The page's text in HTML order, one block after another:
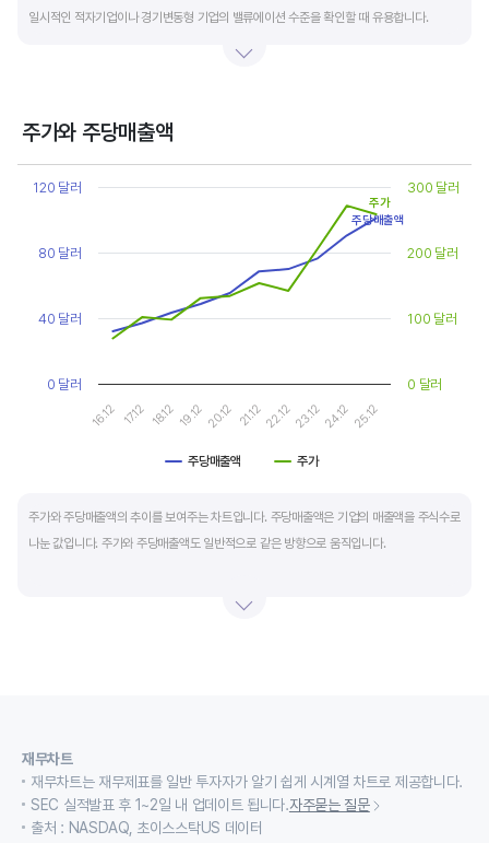
일시적인 적자기업이나 경기변동형 기업의 밸류에이션 수준을 확인할 때 유용합니다.
주가와 주당매출액
Chart
Line chart with 2 lines.
The chart has 1 X axis displaying categories.
The chart has 2 Y axes displaying values, and values.
주당매출액 주가
16.12 17.12 18.12 19.12 20.12 21.1222.1223.1224.12 25.12
0 달러
40 달러
80 달러
120 달러
0 달러
100 달러
200 달러
300 달러
주당매출액
주가
주가와 주당매출액의 추이를 보여주는 차트입니다. 주당매출액은 기업의 매출액을 주식수로
나눈 값입니다. 주가와 주당매출액도 일반적으로 같은 방향으로 움직입니다.
재무차트
재무차트는 재무제표를 일반 투자자가 알기 쉽게 시계열 차트로 제공합니다.
SEC 실적발표 후 1~2일 내 업데이트 됩니다.자주묻는 질문
출처 : NASDAQ, 초이스스탁US 데이터